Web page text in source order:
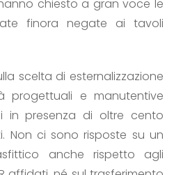
chiesto a gran voce le
finora negate ai tavoli
scelta di esternalizzazione
progettuali e manutentive
in presenza di oltre cento
Non ci sono risposte su un
anche rispetto agli